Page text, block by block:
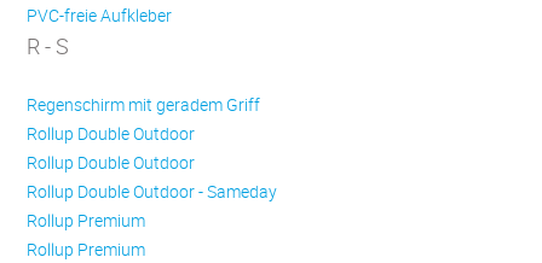
PVC-freie Aufkleber
R - S
Regenschirm mit geradem Griff
Rollup Double Outdoor
Rollup Double Outdoor
Rollup Double Outdoor - Sameday
Rollup Premium
Rollup Premium